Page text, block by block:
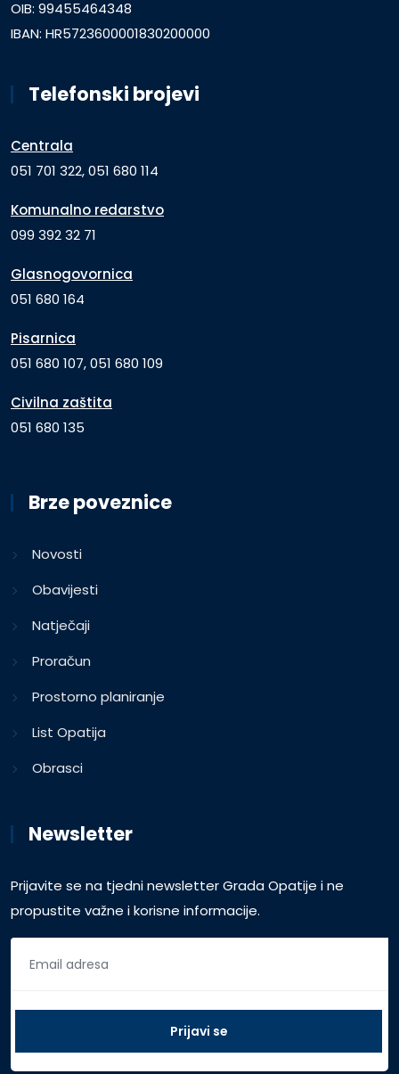
OIB: 99455464348
IBAN: HR5723600001830200000
Telefonski brojevi
Centrala
051 701 322, 051 680 114
Komunalno redarstvo
099 392 32 71
Glasnogovornica
051 680 164
Pisarnica
051 680 107, 051 680 109
Civilna zaštita
051 680 135
Brze poveznice
Novosti
Obavijesti
Natječaji
Proračun
Prostorno planiranje
List Opatija
Obrasci
Newsletter
Prijavite se na tjedni newsletter Grada Opatije i ne
propustite važne i korisne informacije.